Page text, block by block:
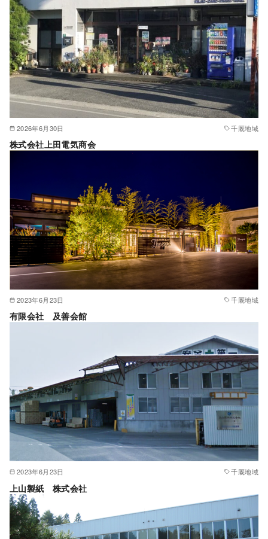
2026年6月30日 千厩地域
株式会社上田電気商会
2023年6月23日 千厩地域
有限会社 及善会館
2023年6月23日 千厩地域
上山製紙 株式会社